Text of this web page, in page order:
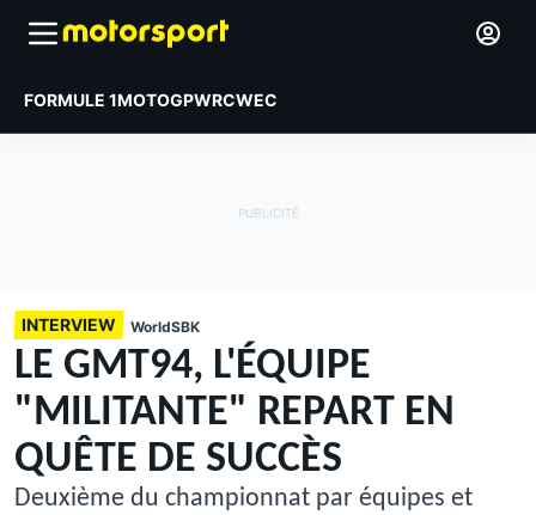
FORMULE 1MOTOGPWRCWEC
INTERVIEW WorldSBK
LE GMT94, L'ÉQUIPE
"MILITANTE" REPART EN
QUÊTE DE SUCCÈS
Deuxième du championnat par équipes et